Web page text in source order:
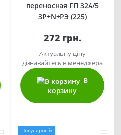
переносная ГП 32А/5
3Р+N+РЭ (225)
272 грн.
Актуальну ціну
дізнавайтесь в менеджера
В
корзину
Популярный